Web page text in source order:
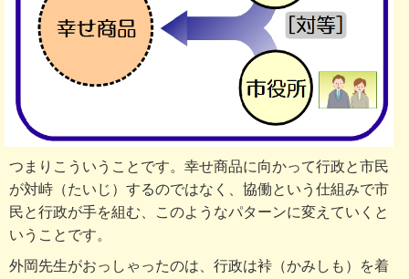
つまりこういうことです。幸せ商品に向かって行政と市民
が対峙（たいじ）するのではなく、協働という仕組みで市
民と行政が手を組む、このようなパターンに変えていくと
いうことです。
外岡先生がおっしゃったのは、行政は裃（かみしも）を着